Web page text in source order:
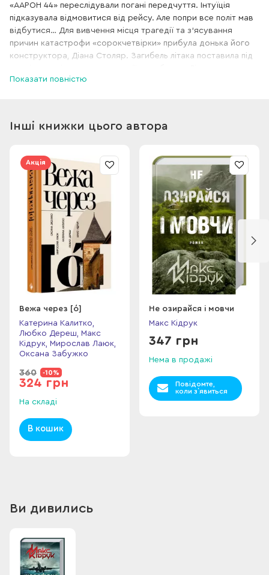
«ААРОН 44» переслідували погані передчуття. Інтуїція
підказувала відмовитися від рейсу. Але попри все політ мав
відбутися… Для вивчення місця трагедії та з’ясування
причин катастрофи «сорокчетвірки» прибула донька його
конструктора, Діана Столяр. Загибель літака поставила під
намагається будь-що дізнатися правду та розкрити
Показати повністю
Інші книжки цього автора
Акція
Вежа через [ó]
Катерина Калитко,
Любко Дереш, Макс
Кідрук, Мирослав Лаюк,
Оксана Забужко
360 -10%
324 грн
На складі
В кошик
Не озирайся і мовчи
Макс Кідрук
347 грн
Нема в продажі
Повідомте,
коли з`явиться
Ви дивились